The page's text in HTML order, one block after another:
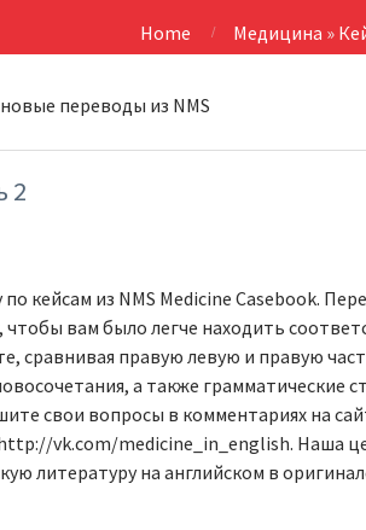
Home Медицина »
переводы из NMS
2
кейсам из NMS Medicine Casebook.
вам было легче находить
сравнивая правую левую и правую
а также грамматические
свои вопросы в комментариях на
vk.com/medicine_in_english. Наша
литературу на английском в